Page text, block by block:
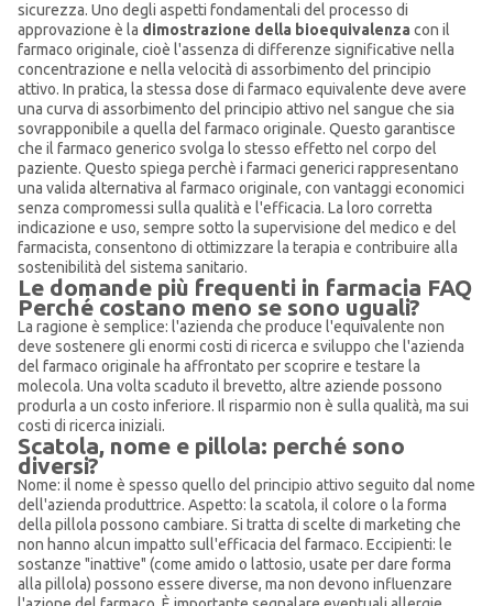
sicurezza. Uno degli aspetti fondamentali del processo di
approvazione è la dimostrazione della bioequivalenza con il
farmaco originale, cioè l'assenza di differenze significative nella
concentrazione e nella velocità di assorbimento del principio
attivo. In pratica, la stessa dose di farmaco equivalente deve avere
una curva di assorbimento del principio attivo nel sangue che sia
sovrapponibile a quella del farmaco originale. Questo garantisce
che il farmaco generico svolga lo stesso effetto nel corpo del
paziente. Questo spiega perchè i farmaci generici rappresentano
una valida alternativa al farmaco originale, con vantaggi economici
senza compromessi sulla qualità e l'efficacia. La loro corretta
indicazione e uso, sempre sotto la supervisione del medico e del
farmacista, consentono di ottimizzare la terapia e contribuire alla
sostenibilità del sistema sanitario.
Le domande più frequenti in farmacia FAQ
Perché costano meno se sono uguali?
La ragione è semplice: l'azienda che produce l'equivalente non
deve sostenere gli enormi costi di ricerca e sviluppo che l'azienda
del farmaco originale ha affrontato per scoprire e testare la
molecola. Una volta scaduto il brevetto, altre aziende possono
produrla a un costo inferiore. Il risparmio non è sulla qualità, ma sui
costi di ricerca iniziali.
Scatola, nome e pillola: perché sono
diversi?
Nome: il nome è spesso quello del principio attivo seguito dal nome
dell'azienda produttrice. Aspetto: la scatola, il colore o la forma
della pillola possono cambiare. Si tratta di scelte di marketing che
non hanno alcun impatto sull'efficacia del farmaco. Eccipienti: le
sostanze "inattive" (come amido o lattosio, usate per dare forma
alla pillola) possono essere diverse, ma non devono influenzare